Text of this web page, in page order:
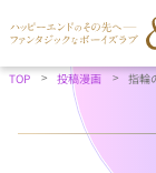
TOP 投稿漫画 指輪